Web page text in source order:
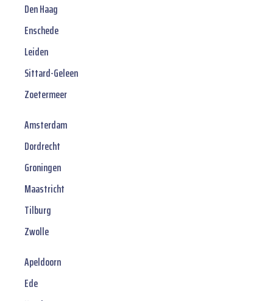
Den Haag
Enschede
Leiden
Sittard-Geleen
Zoetermeer
Amsterdam
Dordrecht
Groningen
Maastricht
Tilburg
Zwolle
Apeldoorn
Ede